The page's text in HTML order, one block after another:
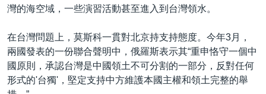
灣的海空域，一些演習活動甚至進入到台灣領水。
在台灣問題上，莫斯科一貫對北京持支持態度。今年3月，
兩國發表的一份聯合聲明中，俄羅斯表示其“重申恪守一個中
國原則，承認台灣是中國領土不可分割的一部分，反對任何
形式的'台獨'，堅定支持中方維護本國主權和領土完整的舉